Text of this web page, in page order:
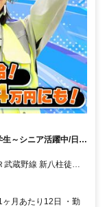
生～シニア活躍中/日払
蔵野線 新八柱徒歩
接地/松戸リクルート
ル６Ｆ
月あたり12日 ・勤